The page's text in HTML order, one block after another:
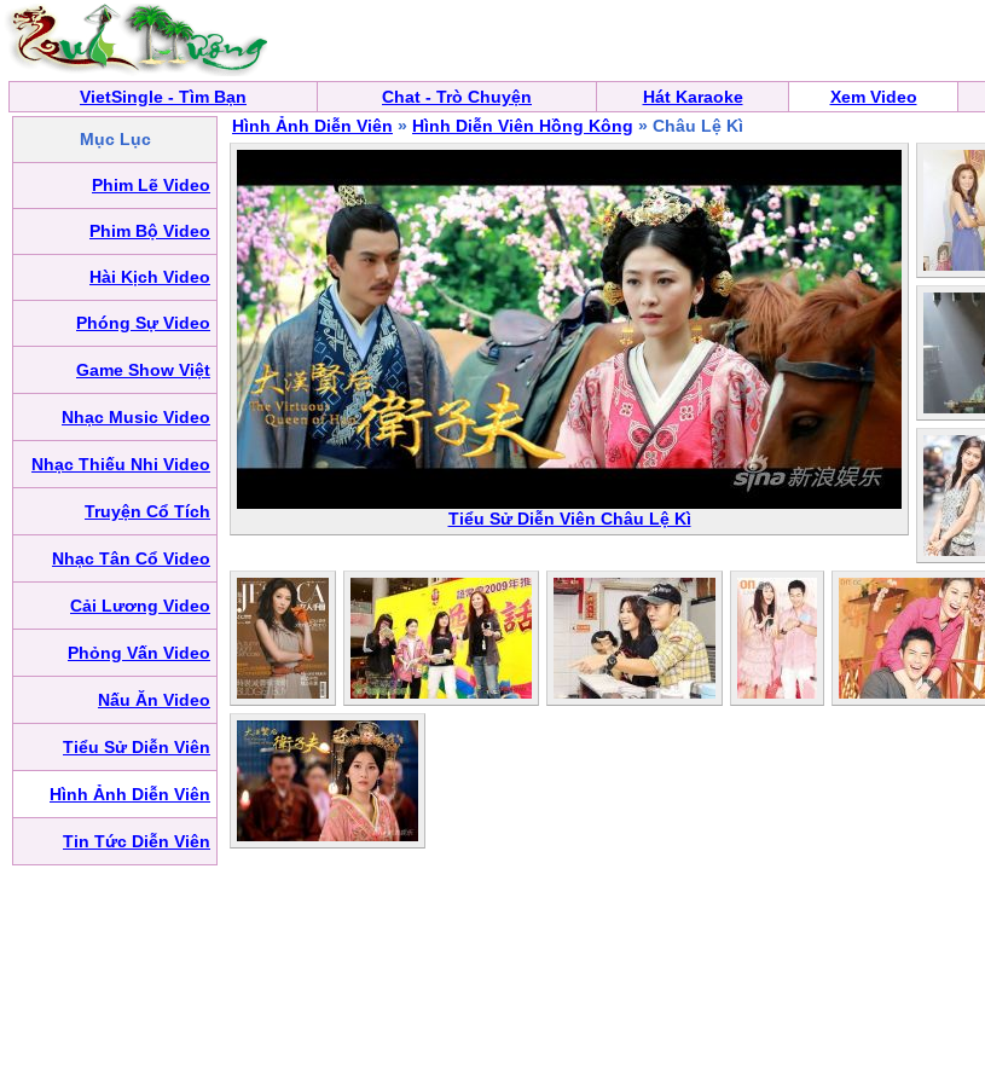
VietSingle - Tìm Bạn Chat - Trò Chuyện Hát Karaoke Xem Video
Mục Lục
Phim Lẽ Video
Phim Bộ Video
Hài Kịch Video
Phóng Sự Video
Game Show Việt
Nhạc Music Video
Nhạc Thiếu Nhi Video
Truyện Cổ Tích
Nhạc Tân Cổ Video
Cải Lương Video
Phỏng Vấn Video
Nấu Ăn Video
Tiểu Sử Diễn Viên
Hình Ảnh Diễn Viên
Tin Tức Diễn Viên
Hình Ảnh Diễn Viên » Hình Diễn Viên Hồng Kông » Châu Lệ Kì
Tiểu Sử Diễn Viên Châu Lệ Kì